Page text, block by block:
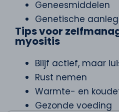
Geneesmiddelen
Genetische aanleg
Tips voor
myositis
Blijf actief, maar
Rust nemen
Warmte- en
Gezonde voeding